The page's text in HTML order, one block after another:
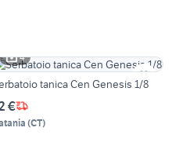
4
tanica Cen Genesis 1/8
€
(CT)